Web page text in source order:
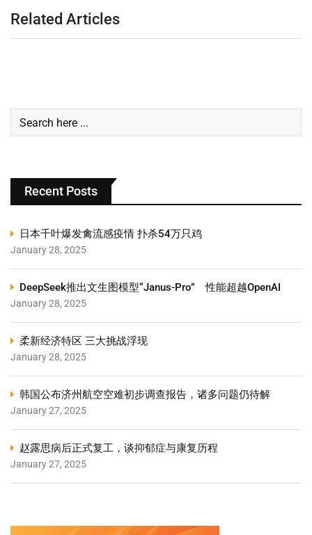
Related Articles
Recent Posts
日本千叶爆发禽流感疫情 扑杀54万只鸡
January 28, 2025
DeepSeek推出文生图模型“Janus-Pro” 性能超越OpenAI
January 28, 2025
柔新经济特区 三大挑战浮现
January 28, 2025
韩国公布济州航空空难初步调查报告，诸多问题仍待解
January 27, 2025
赵露思病后正式复工，谈抑郁症与康复历程
January 27, 2025